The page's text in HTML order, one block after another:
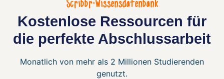
Scribbr-Wissensdatenbank
Kostenlose Ressourcen für
die perfekte Abschlussarbeit
Monatlich von mehr als 2 Millionen Studierenden
genutzt.